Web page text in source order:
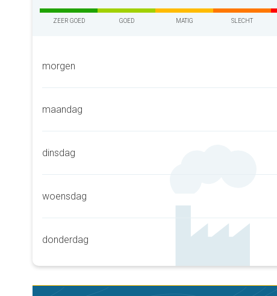
ZEER GOED GOED MATIG SLECHT
morgen
maandag
dinsdag
woensdag
donderdag